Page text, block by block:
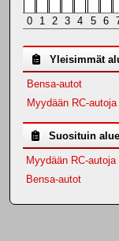
0 1 2 3 4 5 6
Yleisimmät
Bensa-autot
Myydään RC-autoja
Suosituin
Myydään RC-autoja
Bensa-autot